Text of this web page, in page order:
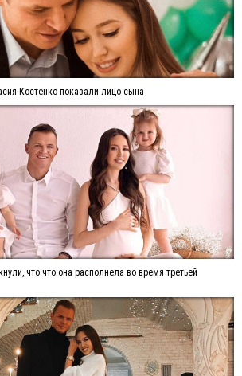
Костенко показали лицо сына
что что она располнела во время третьей